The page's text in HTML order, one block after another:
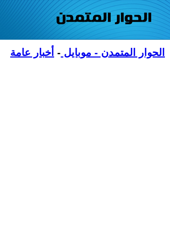
الحوار المتمدن - موبايل - أخبار عامة